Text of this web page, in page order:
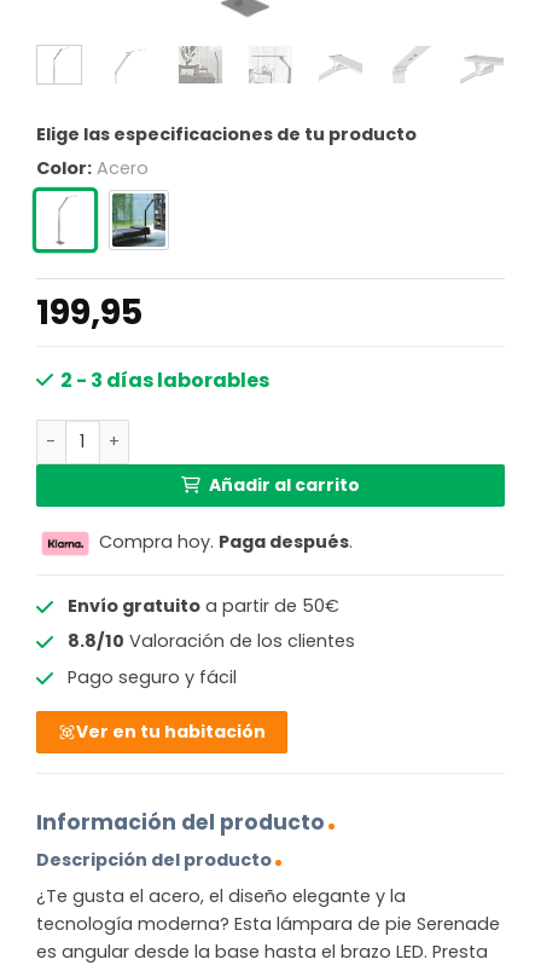
Elige las especificaciones de tu producto
Color: Acero
199,95
2 - 3 días laborables
Lámpara de lectura moderna Steinhauer Serenade
Añadir al carrito
Compra hoy. Paga después.
Envío gratuitoa partir de 50€
8.8/10 Valoración de los clientes
Pago seguro y fácil
Ver en tu habitación
Información del producto
Descripción del producto
¿Te gusta el acero, el diseño elegante y la
tecnología moderna? Esta lámpara de pie Serenade
es angular desde la base hasta el brazo LED. Presta